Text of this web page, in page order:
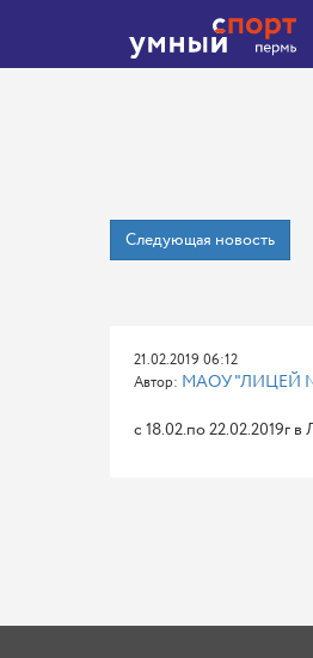
Следующая новость
21.02.2019 06:12
Автор: МАОУ "ЛИЦЕЙ
с 18.02.по 22.02.2019г